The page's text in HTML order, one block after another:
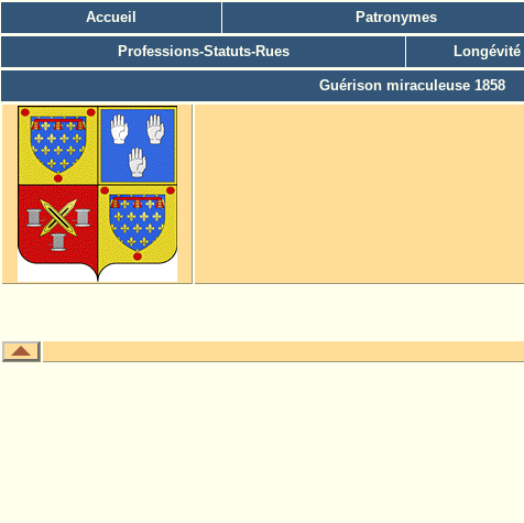
Accueil Patronymes
Professions-Statuts-Rues Longévité
Guérison miraculeuse 1858